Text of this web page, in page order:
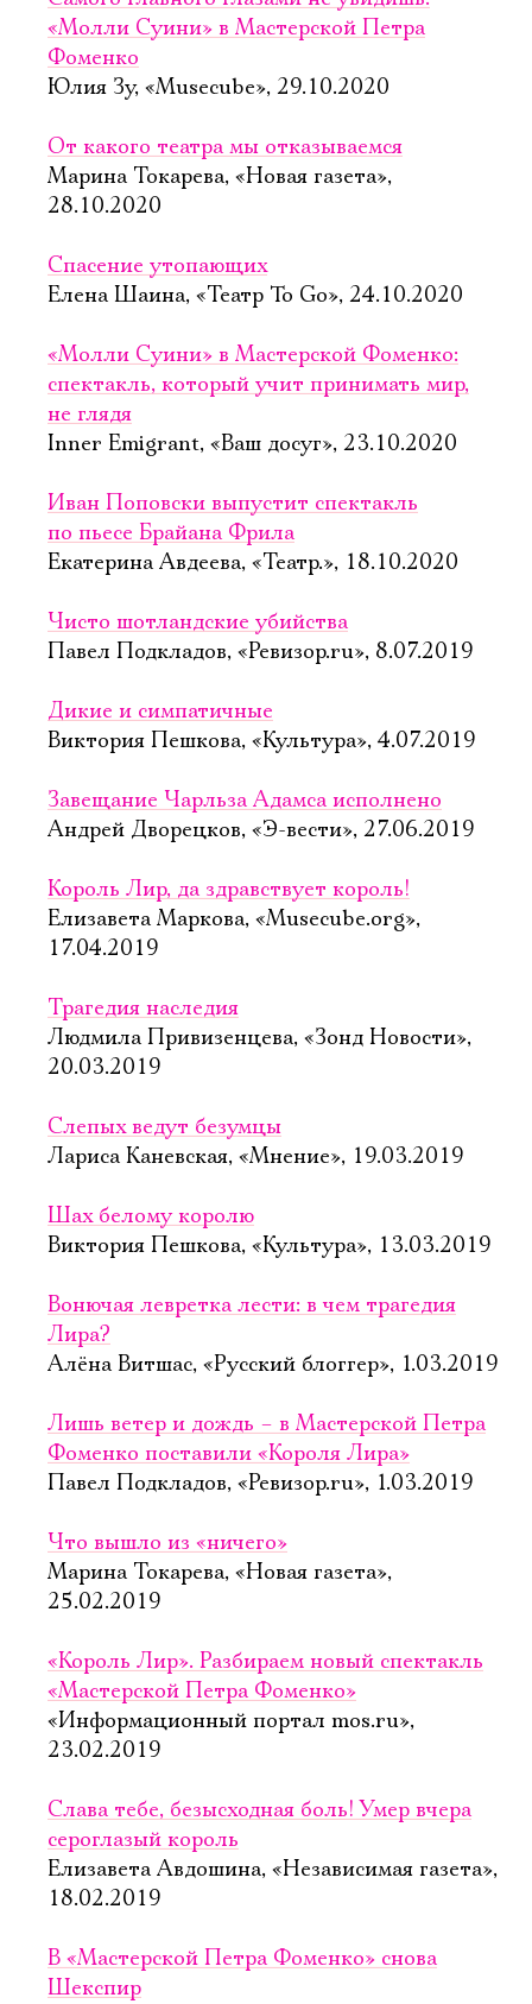
«Молли Суини» в Мастерской Петра
Фоменко
Юлия Зу, «Musecube», 29.10.2020
От какого театра мы отказываемся
Марина Токарева, «Новая газета»,
28.10.2020
Спасение утопающих
Елена Шаина, «Театр To Go», 24.10.2020
«Молли Суини» в Мастерской Фоменко:
спектакль, который учит принимать мир,
не глядя
Inner Emigrant, «Ваш досуг», 23.10.2020
Иван Поповски выпустит спектакль
по пьесе Брайана Фрила
Екатерина Авдеева, «Театр.», 18.10.2020
Чисто шотландские убийства
Павел Подкладов, «Ревизор.ru», 8.07.2019
Дикие и симпатичные
Виктория Пешкова, «Культура», 4.07.2019
Завещание Чарльза Адамса исполнено
Андрей Дворецков, «Э-вести», 27.06.2019
Король Лир, да здравствует король!
Елизавета Маркова, «Musecube.org»,
17.04.2019
Трагедия наследия
Людмила Привизенцева, «Зонд Новости»,
20.03.2019
Слепых ведут безумцы
Лариса Каневская, «Мнение», 19.03.2019
Шах белому королю
Виктория Пешкова, «Культура», 13.03.2019
Вонючая левретка лести: в чем трагедия
Лира?
Алёна Витшас, «Русский блоггер», 1.03.2019
Лишь ветер и дождь – в Мастерской Петра
Фоменко поставили «Короля Лира»
Павел Подкладов, «Ревизор.ru», 1.03.2019
Что вышло из «ничего»
Марина Токарева, «Новая газета»,
25.02.2019
«Король Лир». Разбираем новый спектакль
«Мастерской Петра Фоменко»
«Информационный портал mos.ru»,
23.02.2019
Слава тебе, безысходная боль! Умер вчера
сероглазый король
Елизавета Авдошина, «Независимая газета»,
18.02.2019
В «Мастерской Петра Фоменко» снова
Шекспир